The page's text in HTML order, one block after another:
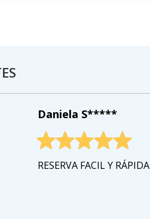
Daniela S*****
RESERVA FACIL Y RÁPIDA